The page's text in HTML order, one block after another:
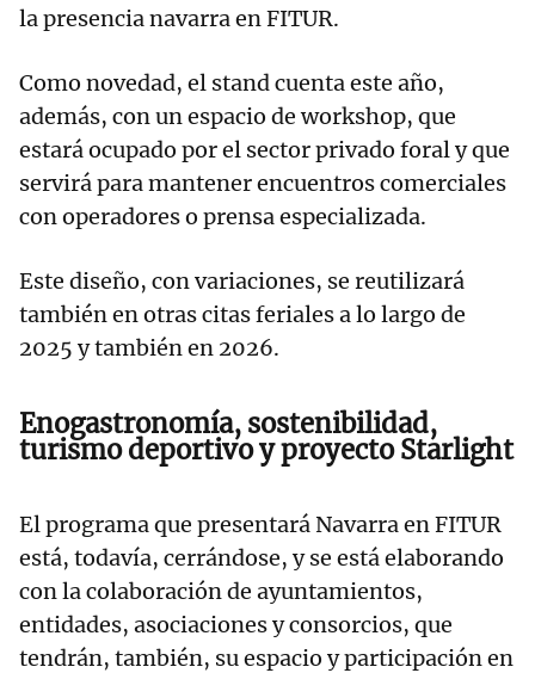
la presencia navarra en FITUR.
Como novedad, el stand cuenta este año,
además, con un espacio de workshop, que
estará ocupado por el sector privado foral y que
servirá para mantener encuentros comerciales
con operadores o prensa especializada.
Este diseño, con variaciones, se reutilizará
también en otras citas feriales a lo largo de
2025 y también en 2026.
Enogastronomía, sostenibilidad,
turismo deportivo y proyecto Starlight
El programa que presentará Navarra en FITUR
está, todavía, cerrándose, y se está elaborando
con la colaboración de ayuntamientos,
entidades, asociaciones y consorcios, que
tendrán, también, su espacio y participación en